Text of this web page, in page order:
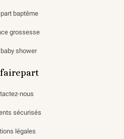
baptême
grossesse
shower
nous
sécurisés
légales